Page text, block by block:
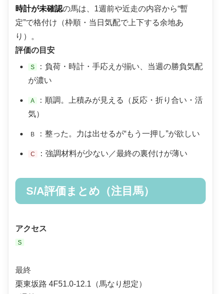
時計が未確認の馬は、1週前や近走の内容から“暫
定”で格付け（枠順・当日気配で上下する余地あ
り）。
評価の目安
S
：負荷・時計・手応えが揃い、当週の勝負気配
が濃い
A
：順調。上積みが見える（反応・折り合い・活
気）
B ：整った。力は出せるが“もう一押し”が欲しい
C ：強調材料が少ない／最終の裏付けが薄い
S/A評価まとめ（注目馬）
アクセス
S
最終
栗東坂路 4F51.0-12.1（馬なり想定）